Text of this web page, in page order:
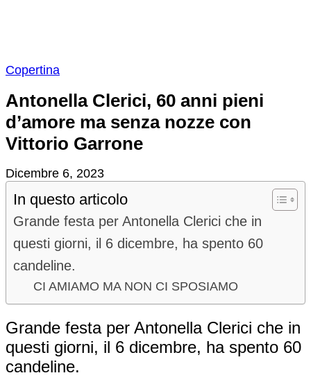
Copertina
Antonella Clerici, 60 anni pieni
d’amore ma senza nozze con
Vittorio Garrone
Dicembre 6, 2023
In questo articolo
Grande festa per Antonella Clerici che in
questi giorni, il 6 dicembre, ha spento 60
candeline.
CI AMIAMO MA NON CI SPOSIAMO
Grande festa per Antonella Clerici che in
questi giorni, il 6 dicembre, ha spento 60
candeline.